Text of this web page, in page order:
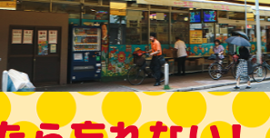
新世界店